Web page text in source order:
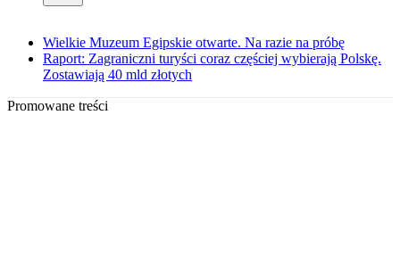
Wielkie Muzeum Egipskie otwarte. Na razie na próbę
Raport: Zagraniczni turyści coraz częściej wybierają Polskę.
Zostawiają 40 mld złotych
Promowane treści